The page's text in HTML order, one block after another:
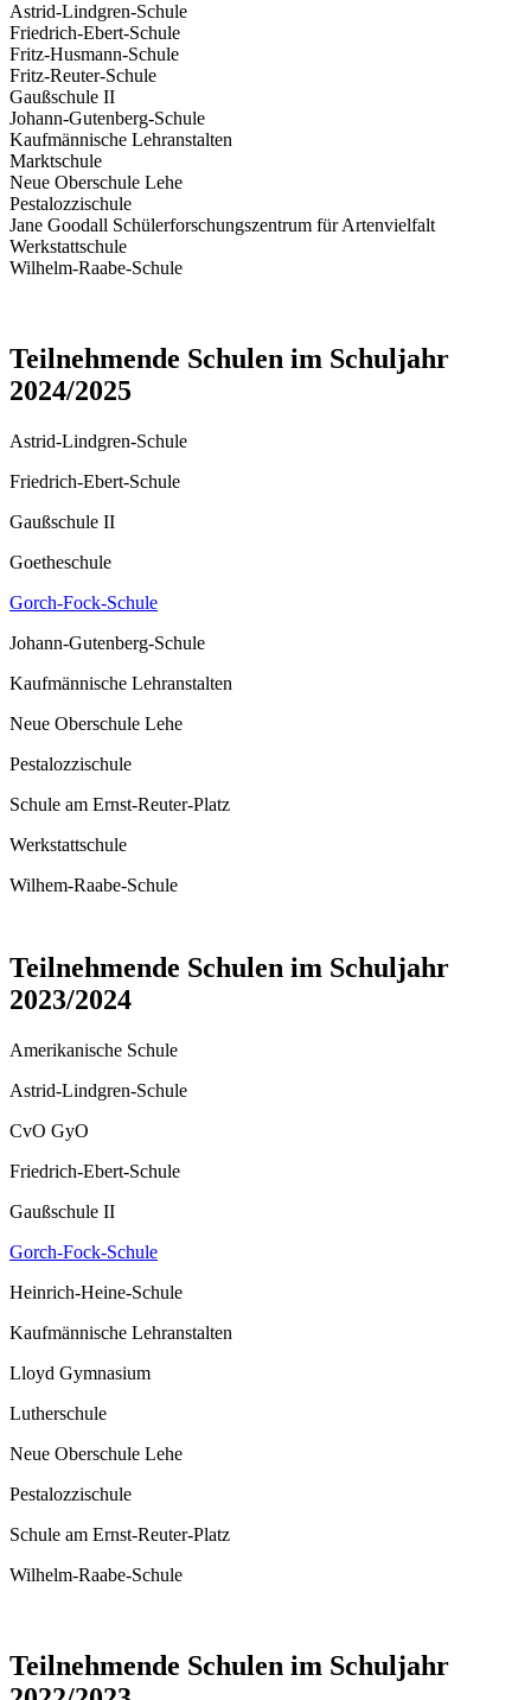
Astrid-Lindgren-Schule
Friedrich-Ebert-Schule
Fritz-Husmann-Schule
Fritz-Reuter-Schule
Gaußschule II
Johann-Gutenberg-Schule
Kaufmännische Lehranstalten
Marktschule
Neue Oberschule Lehe
Pestalozzischule
Jane Goodall Schülerforschungszentrum für Artenvielfalt
Werkstattschule
Wilhelm-Raabe-Schule
Teilnehmende Schulen im Schuljahr
2024/2025
Astrid-Lindgren-Schule
Friedrich-Ebert-Schule
Gaußschule II
Goetheschule
Gorch-Fock-Schule
Johann-Gutenberg-Schule
Kaufmännische Lehranstalten
Neue Oberschule Lehe
Pestalozzischule
Schule am Ernst-Reuter-Platz
Werkstattschule
Wilhem-Raabe-Schule
Teilnehmende Schulen im Schuljahr
2023/2024
Amerikanische Schule
Astrid-Lindgren-Schule
CvO GyO
Friedrich-Ebert-Schule
Gaußschule II
Gorch-Fock-Schule
Heinrich-Heine-Schule
Kaufmännische Lehranstalten
Lloyd Gymnasium
Lutherschule
Neue Oberschule Lehe
Pestalozzischule
Schule am Ernst-Reuter-Platz
Wilhelm-Raabe-Schule
Teilnehmende Schulen im Schuljahr